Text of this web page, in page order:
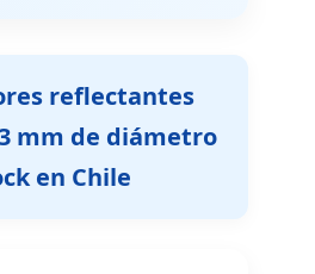
reflectantes
3 mm de diámetro 
en Chile